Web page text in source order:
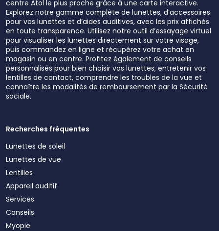
centre Atol le plus proche grâce à une carte interactive.
Explorez notre gamme complète de lunettes, d’accessoires
pour vos lunettes et d’aides auditives, avec les prix affichés
en toute transparence. Utilisez notre outil d’essayage virtuel
pour visualiser les lunettes directement sur votre visage,
puis commandez en ligne et récupérez votre achat en
magasin ou en centre. Profitez également de conseils
personnalisés pour bien choisir vos lunettes, entretenir vos
lentilles de contact, comprendre les troubles de la vue et
connaître les modalités de remboursement par la Sécurité
sociale.
Recherches fréquentes
Lunettes de soleil
Lunettes de vue
Lentilles
Appareil auditif
Services
Conseils
Myopie